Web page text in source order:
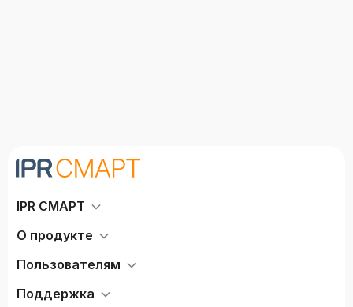
IPR СМАРТ
О продукте
Пользователям
Поддержка